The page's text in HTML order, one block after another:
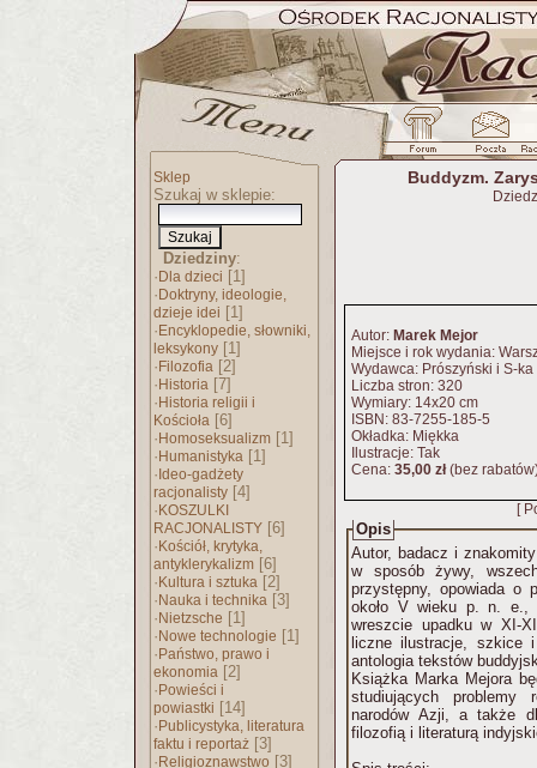
Sklep
Szukaj w sklepie:
Dziedziny:
· Dla dzieci [1]
· Doktryny, ideologie,
dzieje idei [1]
· Encyklopedie, słowniki,
leksykony [1]
· Filozofia [2]
· Historia [7]
· Historia religii i
Kościoła [6]
· Homoseksualizm [1]
· Humanistyka [1]
· Ideo-gadżety
racjonalisty [4]
· KOSZULKI
RACJONALISTY [6]
· Kościół, krytyka,
antyklerykalizm [6]
· Kultura i sztuka [2]
· Nauka i technika [3]
· Nietzsche [1]
· Nowe technologie [1]
· Państwo, prawo i
ekonomia [2]
· Powieści i
powiastki [14]
· Publicystyka, literatura
faktu i reportaż [3]
· Religioznawstwo [3]
Buddyzm.
Autor: Marek Mejor
Miejsce i rok wydania:
Wydawca: Prószyński i S-ka
Liczba stron: 320
Wymiary: 14x20 cm
ISBN: 83-7255-185-5
Okładka: Miękka
Ilustracje: Tak
Cena: 35,00 zł(bez
[
Opis
Autor, badacz i
w sposób żywy,
przystępny, opowiada o
około V wieku p. n. e.,
wreszcie upadku w XI-
liczne ilustracje, szkice
antologia tekstów
Książka Marka Mejora
studiujących problemy
narodów Azji, a także
filozofią i literaturą